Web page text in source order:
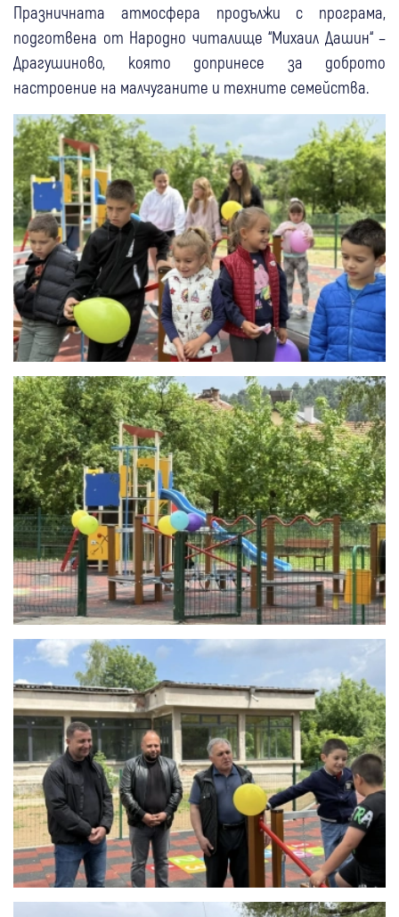
Празничната атмосфера продължи с програма,
подготвена от Народно читалище “Михаил Дашин“ –
Драгушиново, която допринесе за доброто
настроение на малчуганите и техните семейства.